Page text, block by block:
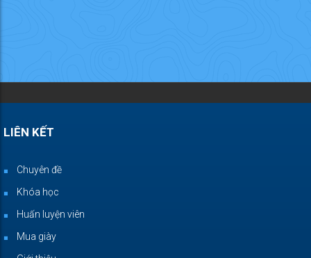
LIÊN KẾT
Chuyên đề
Khóa học
Huấn luyện viên
Mua giày